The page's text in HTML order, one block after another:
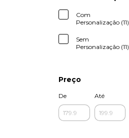
Com
Personalização (11)
Sem
Personalização (11)
Preço
De Até